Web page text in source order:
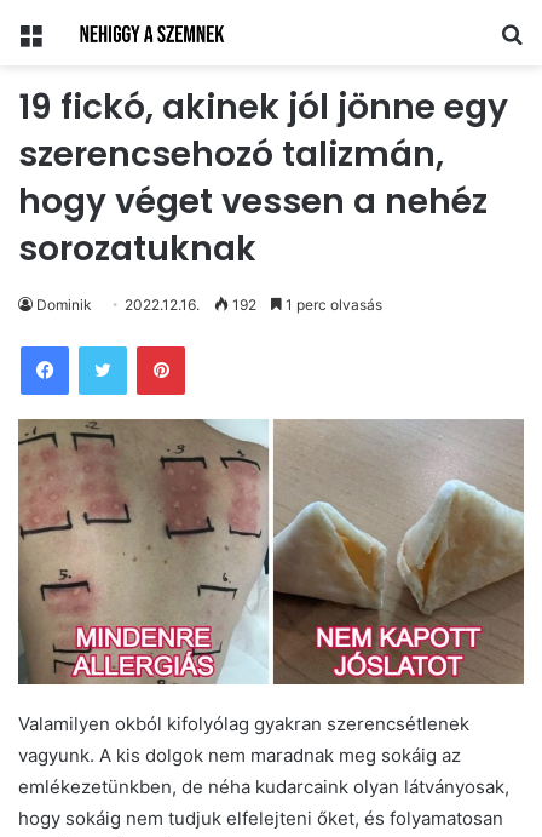
Menü
19 fickó, akinek jól jönne egy
szerencsehozó talizmán,
hogy véget vessen a nehéz
sorozatuknak
Dominik 2022.12.16. 192 1 perc olvasás
Pinterest
Valamilyen okból kifolyólag gyakran szerencsétlenek
vagyunk. A kis dolgok nem maradnak meg sokáig az
emlékezetünkben, de néha kudarcaink olyan látványosak,
hogy sokáig nem tudjuk elfelejteni őket, és folyamatosan